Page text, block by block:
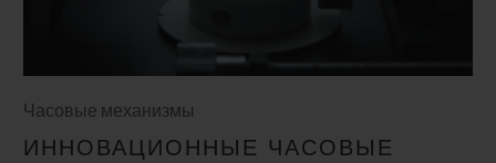
Часовые механизмы
ИННОВАЦИОННЫЕ ЧАСОВЫЕ